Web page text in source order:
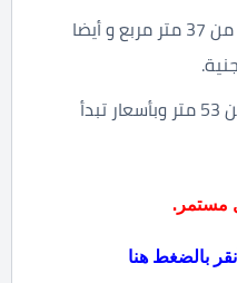
مكاتب ادارية بمساحات تبدأ من 37 متر مربع و أيضا
محلات تجارية تبدأ ماحتها من 53 متر وبأسعار تبدأ
مستمر.
بالضغط هنا